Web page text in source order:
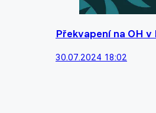
Překvapení na OH
30.07.2024 18:02